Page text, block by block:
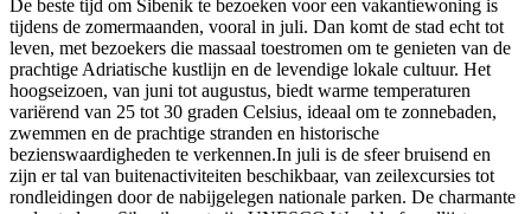
De beste tijd om Sibenik te bezoeken voor een vakantiewoning is
tijdens de zomermaanden, vooral in juli. Dan komt de stad echt tot
leven, met bezoekers die massaal toestromen om te genieten van de
prachtige Adriatische kustlijn en de levendige lokale cultuur. Het
hoogseizoen, van juni tot augustus, biedt warme temperaturen
variërend van 25 tot 30 graden Celsius, ideaal om te zonnebaden,
zwemmen en de prachtige stranden en historische
bezienswaardigheden te verkennen.In juli is de sfeer bruisend en
zijn er tal van buitenactiviteiten beschikbaar, van zeilexcursies tot
rondleidingen door de nabijgelegen nationale parken. De charmante